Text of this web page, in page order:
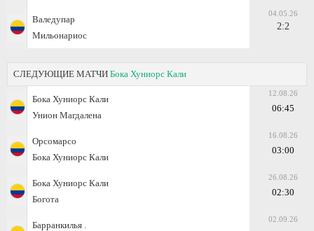
Валедупар
Мильонариос
04.05.26
2:2
СЛЕДУЮЩИЕ МАТЧИ Бока Хуниорс Кали
Бока Хуниорс Кали
Унион Магдалена
12.08.26
06:45
Орсомарсо
Бока Хуниорс Кали
16.08.26
03:00
Бока Хуниорс Кали
Богота
26.08.26
02:30
Барранкилья .
02.09.26